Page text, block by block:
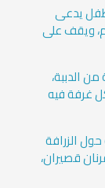
يدعى
ويقف على
الدببة،
غرفة فيه
الزرافة
قصيران،